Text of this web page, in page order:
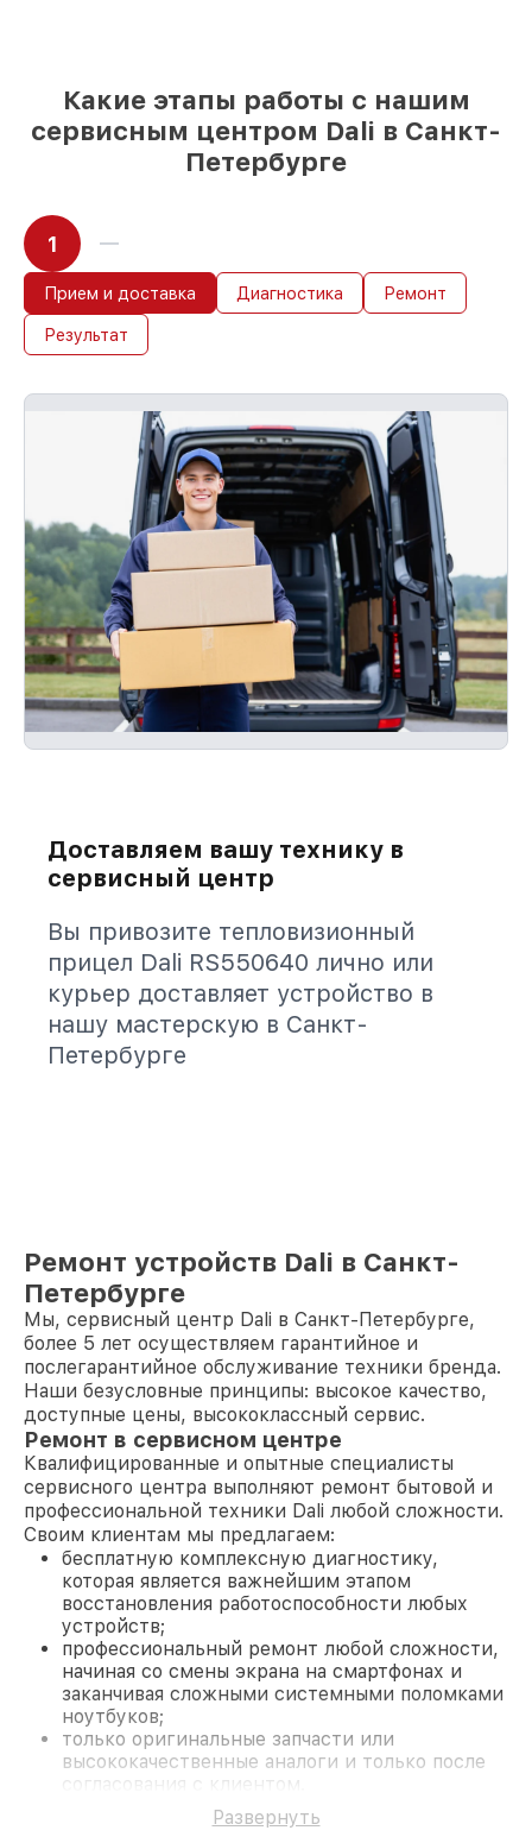
Какие этапы работы с нашим
сервисным центром Dali в Санкт-
Петербурге
1
Прием и доставка Диагностика Ремонт
Результат
Доставляем вашу технику в
сервисный центр
Вы привозите тепловизионный
прицел Dali RS550640 лично или
курьер доставляет устройство в
нашу мастерскую в Санкт-
Петербурге
Ремонт устройств Dali в Санкт-
Петербурге
Мы, сервисный центр Dali в Санкт-Петербурге,
более 5 лет осуществляем гарантийное и
послегарантийное обслуживание техники бренда.
Наши безусловные принципы: высокое качество,
доступные цены, высококлассный сервис.
Ремонт в сервисном центре
Квалифицированные и опытные специалисты
сервисного центра выполняют ремонт бытовой и
профессиональной техники Dali любой сложности.
Своим клиентам мы предлагаем:
бесплатную комплексную диагностику,
которая является важнейшим этапом
восстановления работоспособности любых
устройств;
профессиональный ремонт любой сложности,
начиная со смены экрана на смартфонах и
заканчивая сложными системными поломками
ноутбуков;
только оригинальные запчасти или
высококачественные аналоги и только после
согласования с клиентом.
На все работы и замененные комплектующие
предоставляется длительная гарантия. В случае
Развернуть